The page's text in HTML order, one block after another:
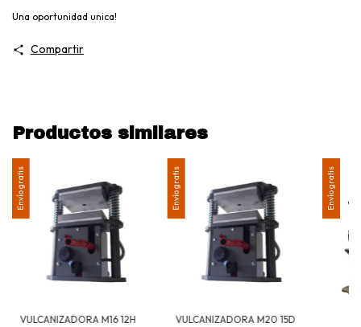
Una oportunidad unica!
Compartir
Productos similares
Envío gratis
VULCANIZADORA M16 12H
Envío gratis
VULCANIZADORA M20 15D
Envío gratis